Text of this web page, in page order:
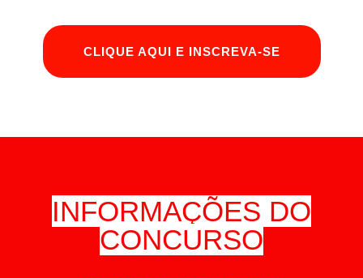
CLIQUE AQUI E INSCREVA-SE
INFORMAÇÕES DO
CONCURSO